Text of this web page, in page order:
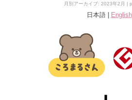
月別アーカイブ: 2023年2月 |
日本語 | English